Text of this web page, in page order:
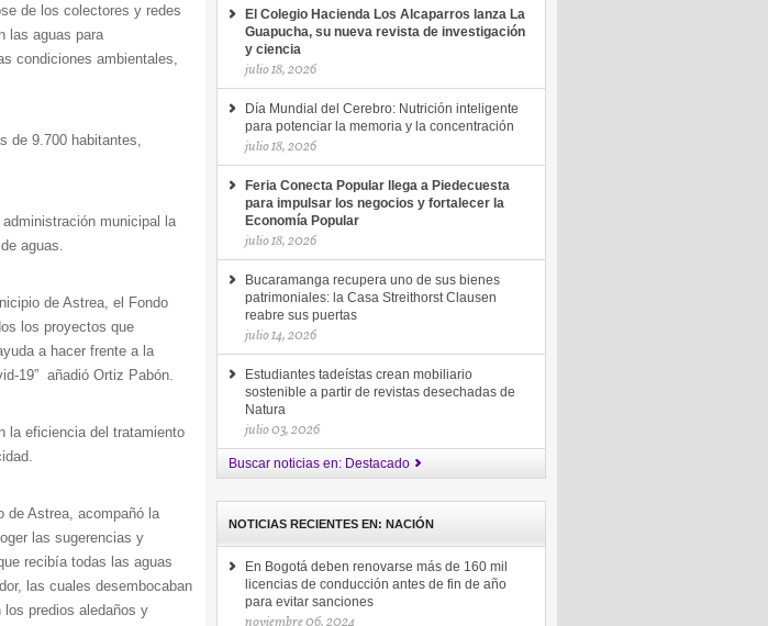
de los colectores y redes
las aguas para
condiciones ambientales,
de 9.700 habitantes,
municipal la
aguas.
de Astrea, el Fondo
los proyectos que
a hacer frente a la
19” añadió Ortiz Pabón.
la eficiencia del tratamiento
de Astrea, acompañó la
las sugerencias y
recibía todas las aguas
las cuales desembocaban
predios aledaños y
El Colegio Hacienda Los Alcaparros lanza La
Guapucha, su nueva revista de investigación
y ciencia
julio 18, 2026
Día Mundial del Cerebro: Nutrición inteligente
para potenciar la memoria y la concentración
julio 18, 2026
Feria Conecta Popular llega a Piedecuesta
para impulsar los negocios y fortalecer la
Economía Popular
julio 18, 2026
Bucaramanga recupera uno de sus bienes
patrimoniales: la Casa Streithorst Clausen
reabre sus puertas
julio 14, 2026
Estudiantes tadeístas crean mobiliario
sostenible a partir de revistas desechadas de
Natura
julio 03, 2026
Buscar noticias en: Destacado
NOTICIAS RECIENTES EN: NACIÓN
En Bogotá deben renovarse más de 160 mil
licencias de conducción antes de fin de año
para evitar sanciones